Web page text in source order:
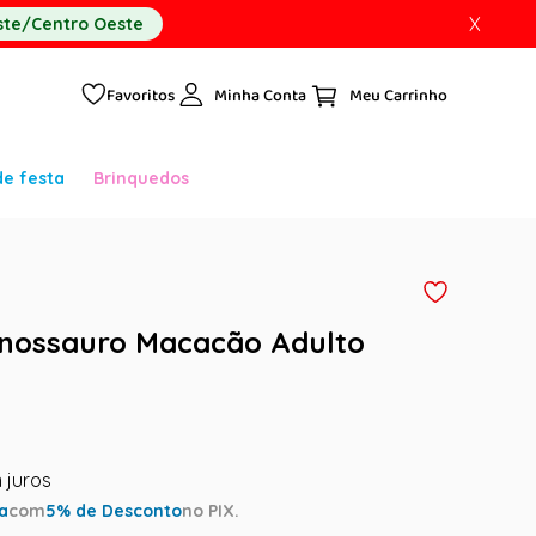
Centro Oeste X
Favoritos Minha Conta
festa Brinquedos
Macacão Adulto
com5% de Descontono PIX.